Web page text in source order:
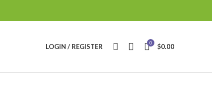
LOGIN / REGISTER 0 $0.00